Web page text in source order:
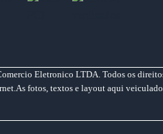
Eletronico LTDA. Todos os
fotos, textos e layout aqui